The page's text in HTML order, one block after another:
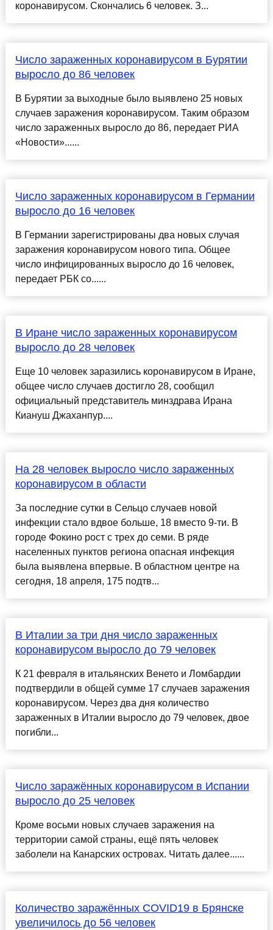
коронавирусом. Скончались 6 человек. З...
Число зараженных коронавирусом в Бурятии
выросло до 86 человек
В Бурятии за выходные было выявлено 25 новых
случаев заражения коронавирусом. Таким образом
число зараженных выросло до 86, передает РИА
«Новости»......
Число зараженных коронавирусом в Германии
выросло до 16 человек
В Германии зарегистрированы два новых случая
заражения коронавирусом нового типа. Общее
число инфицированных выросло до 16 человек,
передает РБК со......
В Иране число зараженных коронавирусом
выросло до 28 человек
Еще 10 человек заразились коронавирусом в Иране,
общее число случаев достигло 28, сообщил
официальный представитель минздрава Ирана
Киануш Джаханпур....
На 28 человек выросло число зараженных
коронавирусом в области
За последние сутки в Сельцо случаев новой
инфекции стало вдвое больше, 18 вместо 9-ти. В
городе Фокино рост с трех до семи. В ряде
населенных пунктов региона опасная инфекция
была выявлена впервые. В областном центре на
сегодня, 18 апреля, 175 подтв...
В Италии за три дня число зараженных
коронавирусом выросло до 79 человек
К 21 февраля в итальянских Венето и Ломбардии
подтвердили в общей сумме 17 случаев заражения
коронавирусом. Через два дня количество
зараженных в Италии выросло до 79 человек, двое
погибли...
Число заражённых коронавирусом в Испании
выросло до 25 человек
Кроме восьми новых случаев заражения на
территории самой страны, ещё пять человек
заболели на Канарских островах. Читать далее......
Количество заражённых COVID19 в Брянске
увеличилось до 56 человек